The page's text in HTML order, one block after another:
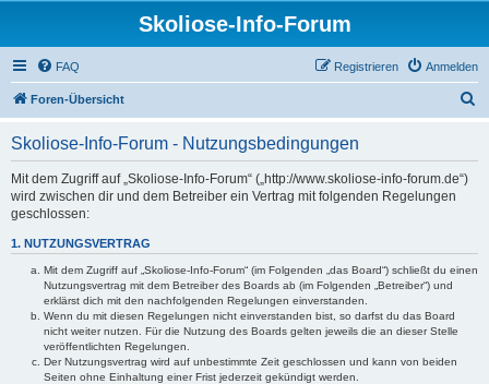
Skoliose-Info-Forum
FAQ Anmelden
Registrieren
Foren-Übersicht
Skoliose-Info-Forum - Nutzungsbedingungen
Mit dem Zugriff auf „Skoliose-Info-Forum“ („http://www.skoliose-info-forum.de“)
wird zwischen dir und dem Betreiber ein Vertrag mit folgenden Regelungen
geschlossen:
1. NUTZUNGSVERTRAG
Mit dem Zugriff auf „Skoliose-Info-Forum“ (im Folgenden „das Board“) schließt du einen
Nutzungsvertrag mit dem Betreiber des Boards ab (im Folgenden „Betreiber“) und
erklärst dich mit den nachfolgenden Regelungen einverstanden.
Wenn du mit diesen Regelungen nicht einverstanden bist, so darfst du das Board
nicht weiter nutzen. Für die Nutzung des Boards gelten jeweils die an dieser Stelle
veröffentlichten Regelungen.
Der Nutzungsvertrag wird auf unbestimmte Zeit geschlossen und kann von beiden
Seiten ohne Einhaltung einer Frist jederzeit gekündigt werden.